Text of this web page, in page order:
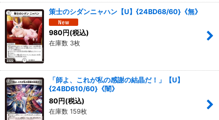
策士のシダンニャハン【U】{24BD68/60}《無》
980円(税込)
在庫数 3枚
「師よ、これが私の感謝の結晶だ！」【U】
{24BD610/60}《闇》
80円(税込)
在庫数 159枚